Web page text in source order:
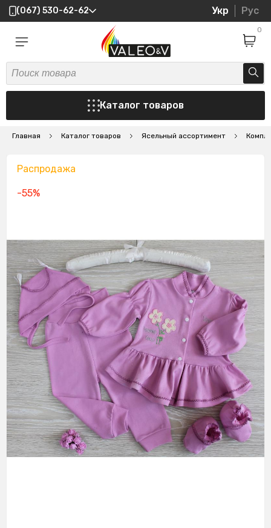
(067) 530-62-62 Укр Рус
0
Каталог товаров
Главная Каталог товаров Ясельный ассортимент
Распродажа
-55%